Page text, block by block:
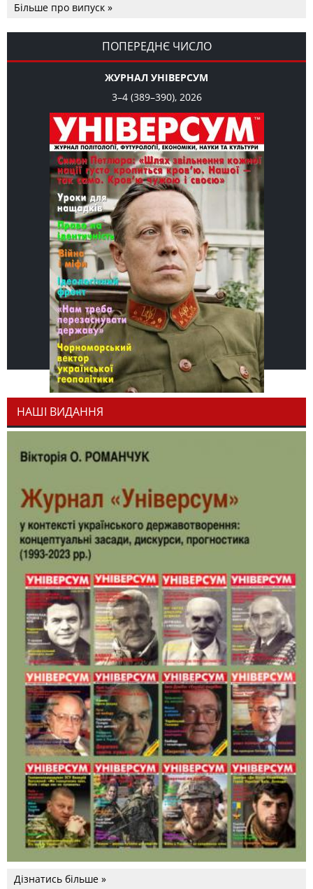
Романчука
СЛОВО РЕДАКЦІЙНЕ Олег К. Романчук Журавель і синиця
як уособлення української політстратегії й тактики
Більше про випуск »
ПОПЕРЕДНЄ ЧИСЛО
ЖУРНАЛ УНІВЕРСУМ
3–4 (389–390), 2026
НАШІ ВИДАННЯ
Дізнатись більше »